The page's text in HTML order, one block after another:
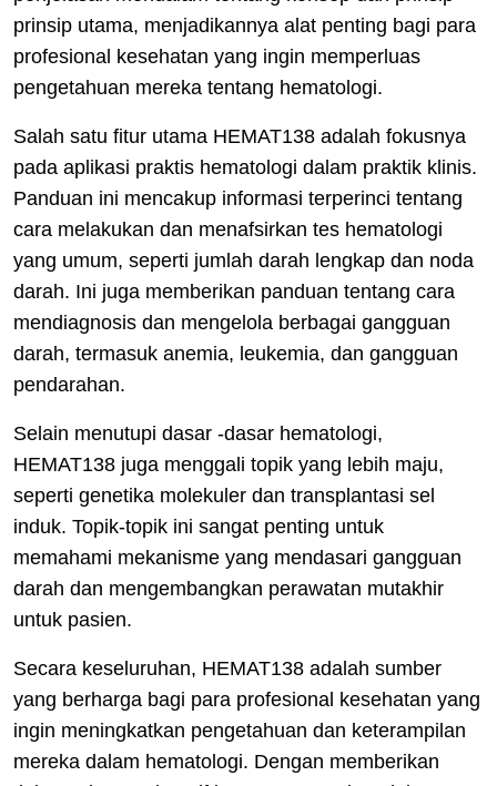
prinsip utama, menjadikannya alat penting bagi para
profesional kesehatan yang ingin memperluas
pengetahuan mereka tentang hematologi.
Salah satu fitur utama HEMAT138 adalah fokusnya
pada aplikasi praktis hematologi dalam praktik klinis.
Panduan ini mencakup informasi terperinci tentang
cara melakukan dan menafsirkan tes hematologi
yang umum, seperti jumlah darah lengkap dan noda
darah. Ini juga memberikan panduan tentang cara
mendiagnosis dan mengelola berbagai gangguan
darah, termasuk anemia, leukemia, dan gangguan
pendarahan.
Selain menutupi dasar -dasar hematologi,
HEMAT138 juga menggali topik yang lebih maju,
seperti genetika molekuler dan transplantasi sel
induk. Topik-topik ini sangat penting untuk
memahami mekanisme yang mendasari gangguan
darah dan mengembangkan perawatan mutakhir
untuk pasien.
Secara keseluruhan, HEMAT138 adalah sumber
yang berharga bagi para profesional kesehatan yang
ingin meningkatkan pengetahuan dan keterampilan
mereka dalam hematologi. Dengan memberikan